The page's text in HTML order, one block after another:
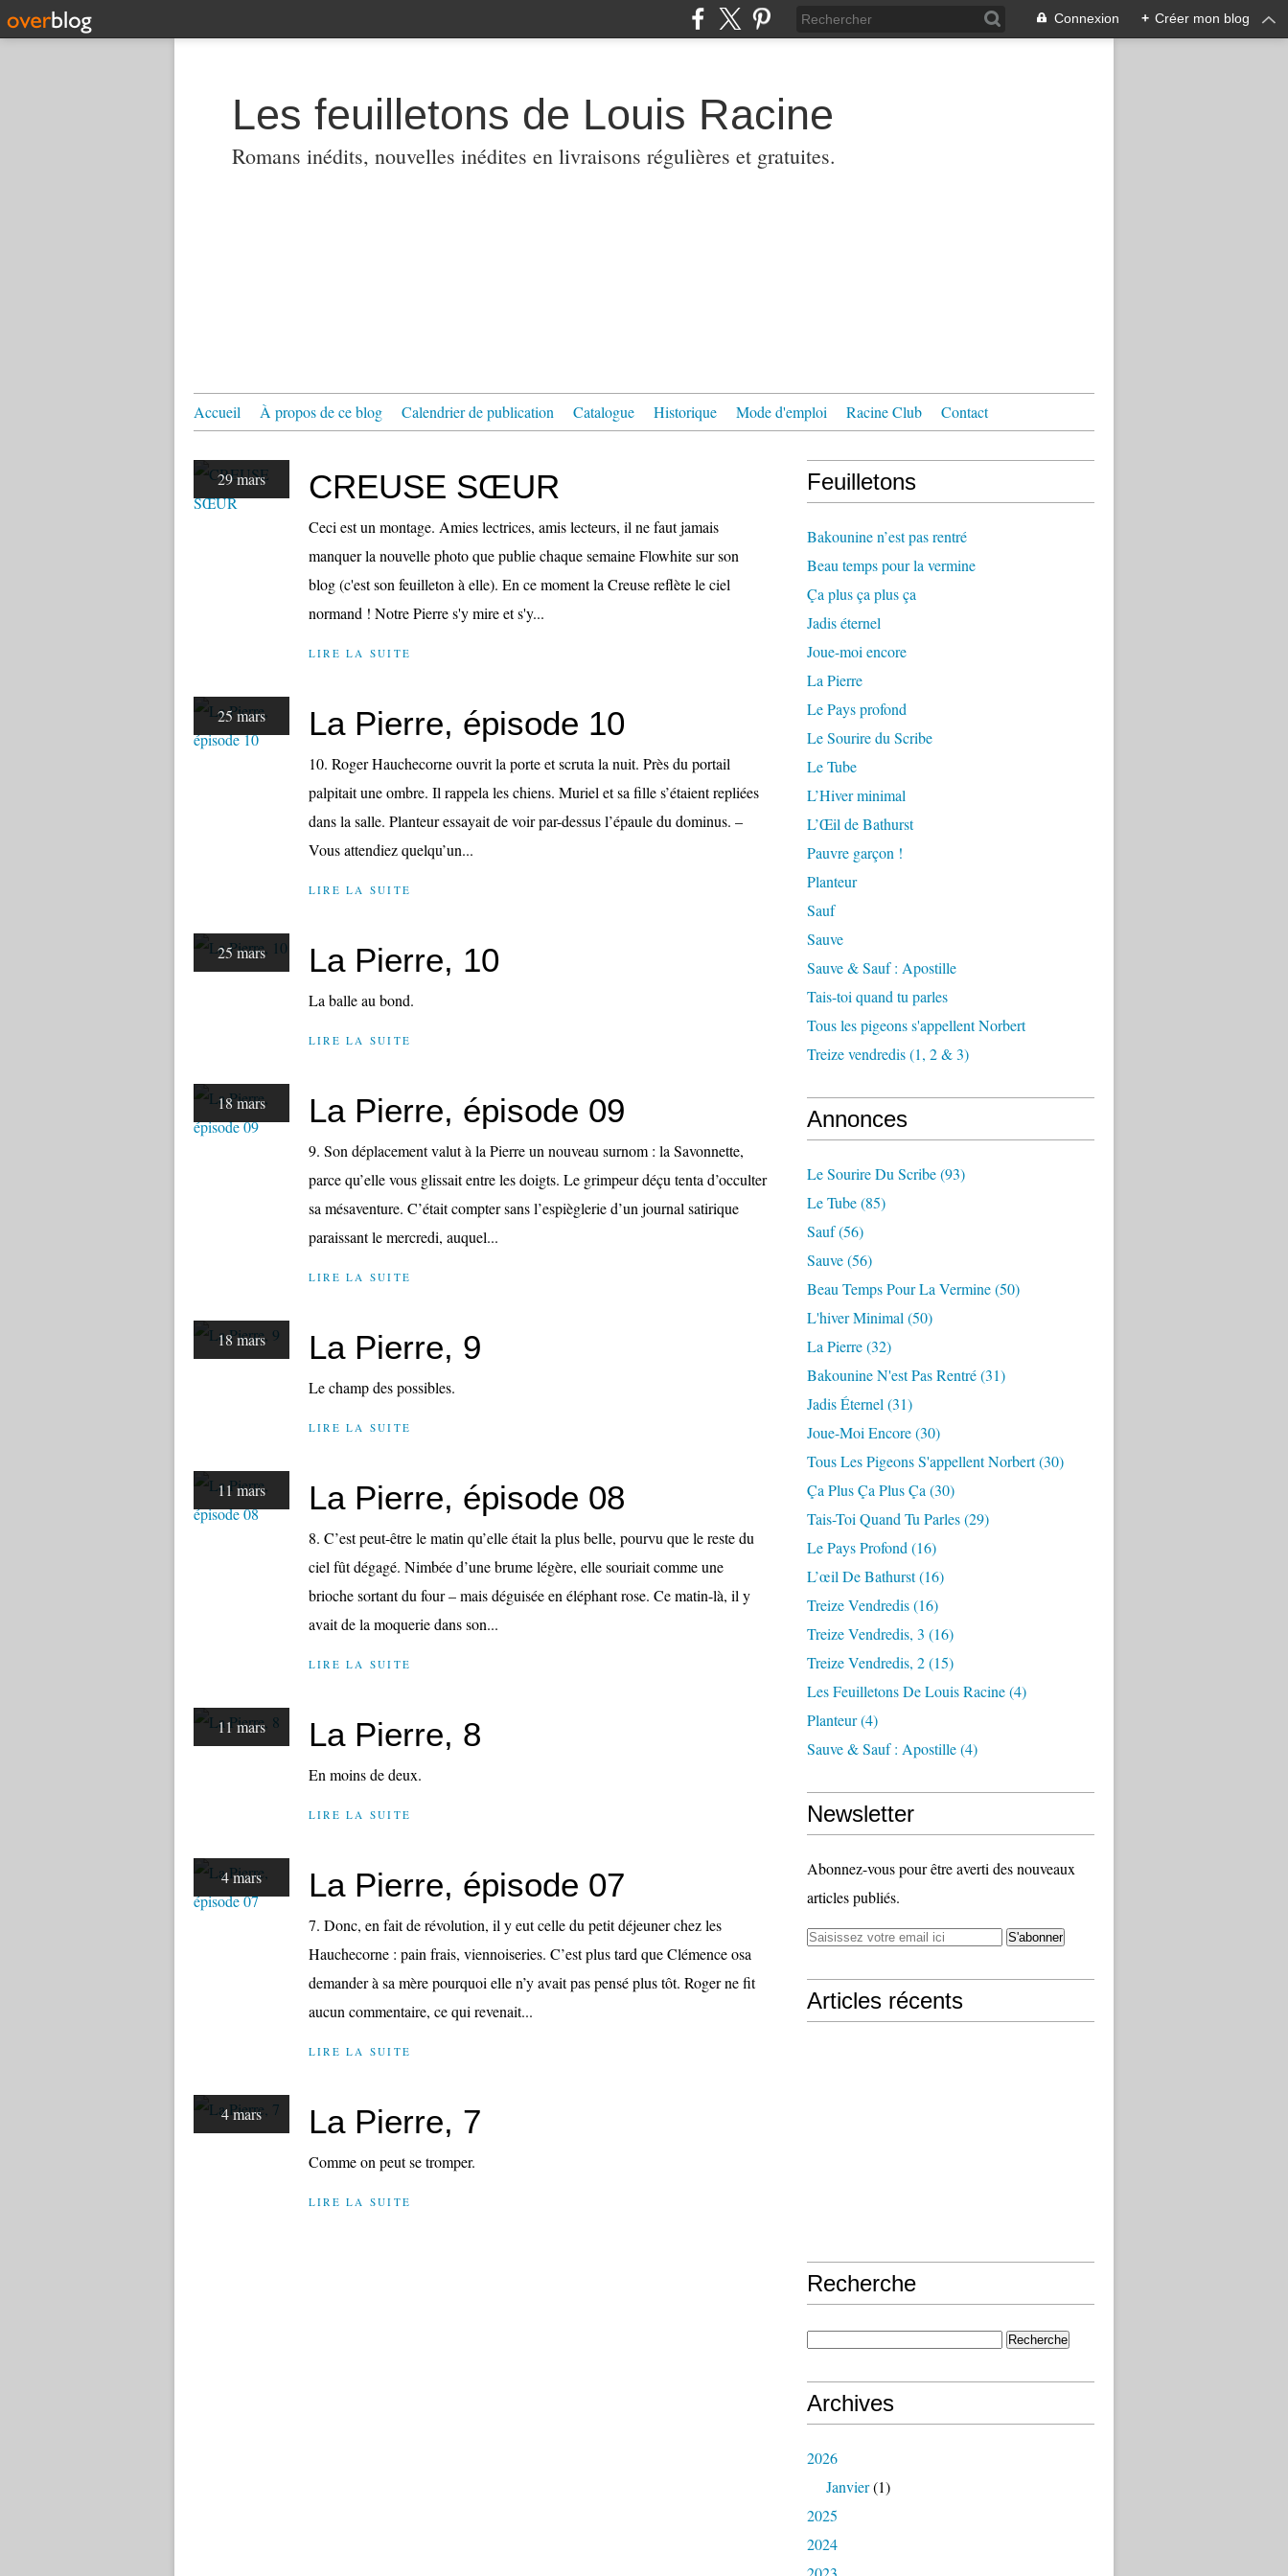
Connexion + Créer mon blog
Les feuilletons de Louis Racine
Romans inédits, nouvelles inédites en livraisons régulières et gratuites.
Accueil À propos de ce blog Calendrier de publication Catalogue Historique Mode d'emploi Racine Club Contact
29 mars CREUSE SŒUR
Ceci est un montage. Amies lectrices, amis lecteurs, il ne faut jamais
manquer la nouvelle photo que publie chaque semaine Flowhite sur son
blog (c'est son feuilleton à elle). En ce moment la Creuse reflète le ciel
normand ! Notre Pierre s'y mire et s'y...
LIRE LA SUITE
25 mars La Pierre, épisode 10
10. Roger Hauchecorne ouvrit la porte et scruta la nuit. Près du portail
palpitait une ombre. Il rappela les chiens. Muriel et sa fille s’étaient repliées
dans la salle. Planteur essayait de voir par-dessus l’épaule du dominus. –
Vous attendiez quelqu’un...
LIRE LA SUITE
25 mars La Pierre, 10
La balle au bond.
LIRE LA SUITE
18 mars La Pierre, épisode 09
9. Son déplacement valut à la Pierre un nouveau surnom : la Savonnette,
parce qu’elle vous glissait entre les doigts. Le grimpeur déçu tenta d’occulter
sa mésaventure. C’était compter sans l’espièglerie d’un journal satirique
paraissant le mercredi, auquel...
LIRE LA SUITE
18 mars La Pierre, 9
Le champ des possibles.
LIRE LA SUITE
11 mars La Pierre, épisode 08
8. C’est peut-être le matin qu’elle était la plus belle, pourvu que le reste du
ciel fût dégagé. Nimbée d’une brume légère, elle souriait comme une
brioche sortant du four – mais déguisée en éléphant rose. Ce matin-là, il y
avait de la moquerie dans son...
LIRE LA SUITE
11 mars La Pierre, 8
En moins de deux.
LIRE LA SUITE
4 mars La Pierre, épisode 07
7. Donc, en fait de révolution, il y eut celle du petit déjeuner chez les
Hauchecorne : pain frais, viennoiseries. C’est plus tard que Clémence osa
demander à sa mère pourquoi elle n’y avait pas pensé plus tôt. Roger ne fit
aucun commentaire, ce qui revenait...
LIRE LA SUITE
4 mars La Pierre, 7
Comme on peut se tromper.
LIRE LA SUITE
Feuilletons
Bakounine n’est pas rentré
Beau temps pour la vermine
Ça plus ça plus ça
Jadis éternel
Joue-moi encore
La Pierre
Le Pays profond
Le Sourire du Scribe
Le Tube
L’Hiver minimal
L’Œil de Bathurst
Pauvre garçon !
Planteur
Sauf
Sauve
Sauve & Sauf : Apostille
Tais-toi quand tu parles
Tous les pigeons s'appellent Norbert
Treize vendredis (1, 2 & 3)
Annonces
Le Sourire Du Scribe(93)
Le Tube(85)
Sauf(56)
Sauve(56)
Beau Temps Pour La Vermine(50)
L'hiver Minimal (50)
La Pierre(32)
Bakounine N'est Pas Rentré(31)
Jadis Éternel (31)
Joue-Moi Encore(30)
Tous Les Pigeons S'appellent Norbert(30)
Ça Plus Ça Plus Ça (30)
Tais-Toi Quand Tu Parles(29)
Le Pays Profond (16)
L’œil De Bathurst(16)
Treize Vendredis(16)
Treize Vendredis, 3 (16)
Treize Vendredis, 2(15)
Les Feuilletons De Louis Racine(4)
Planteur(4)
Sauve & Sauf : Apostille(4)
Newsletter
Abonnez-vous pour être averti des nouveaux
articles publiés.
Articles récents
Recherche
Archives
2026
Janvier(1)
2025
2024